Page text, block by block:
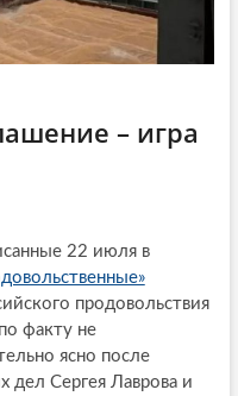
– игра
22 июля в
продовольствия
факту не
ясно после
дел Сергея Лаврова и